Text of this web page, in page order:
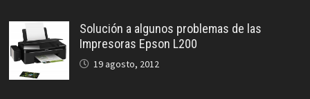
Solución a algunos problemas de las
Impresoras Epson L200
19 agosto, 2012